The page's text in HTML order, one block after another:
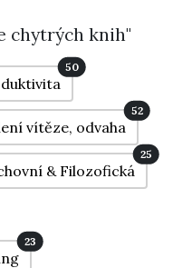
chytrých knih"
50
vítěze, odvaha
52
& Filozofická
25
23